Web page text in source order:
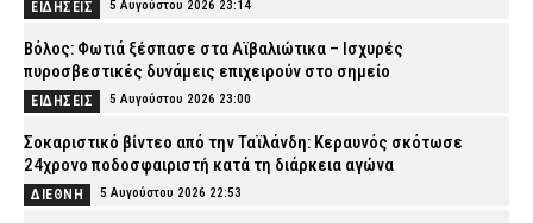
ΕΙΔΗΣΕΙΣ 5 Αυγούστου 2026 23:14
Βόλος: Φωτιά ξέσπασε στα Αϊβαλιώτικα – Ισχυρές
πυροσβεστικές δυνάμεις επιχειρούν στο σημείο
ΕΙΔΗΣΕΙΣ 5 Αυγούστου 2026 23:00
Σοκαριστικό βίντεο από την Ταϊλάνδη: Κεραυνός σκότωσε
24χρονο ποδοσφαιριστή κατά τη διάρκεια αγώνα
ΔΙΕΘΝΗ 5 Αυγούστου 2026 22:53